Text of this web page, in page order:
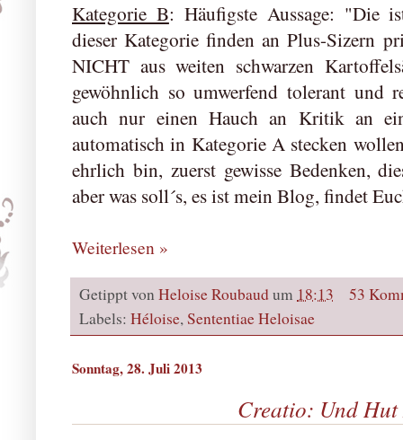
Kategorie B: Häufigste Aussage: "Die
dieser Kategorie finden an Plus-Sizern
NICHT aus weiten schwarzen
gewöhnlich so umwerfend tolerant und
auch nur einen Hauch an Kritik an
automatisch in Kategorie A stecken
ehrlich bin, zuerst gewisse Bedenken,
aber was soll´s, es ist mein Blog, findet
Weiterlesen »
Getippt von Heloise Roubaudum 18:13
53
Labels: Héloise,Sententiae Heloisae
Sonntag, 28. Juli 2013
Creatio: Und